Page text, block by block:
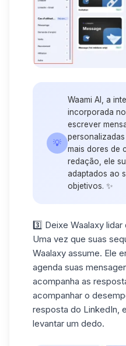
💡
Waami AI
, a
incorporada
escrever
mais dores de
redação, ele
adaptados ao
objetivos. ✨
3️⃣ Deixe Waalaxy
Uma vez que suas
Waalaxy assume. Ele
agenda suas
acompanha as
acompanhar o
resposta do LinkedIn,
levantar um dedo.